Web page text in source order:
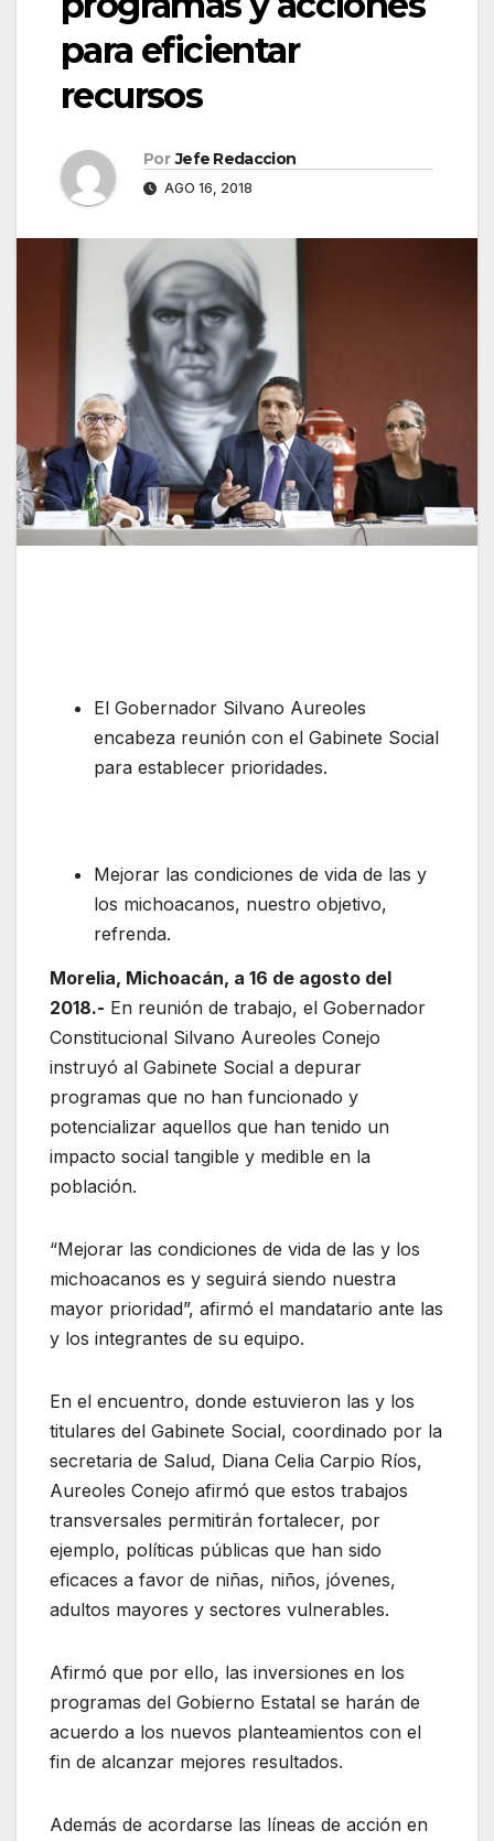
para eficientar
recursos
Por Jefe Redaccion
AGO 16, 2018
El Gobernador Silvano Aureoles
encabeza reunión con el Gabinete Social
para establecer prioridades.
Mejorar las condiciones de vida de las y
los michoacanos, nuestro objetivo,
refrenda.
Morelia, Michoacán, a 16 de agosto del
2018.- En reunión de trabajo, el Gobernador
Constitucional Silvano Aureoles Conejo
instruyó al Gabinete Social a depurar
programas que no han funcionado y
potencializar aquellos que han tenido un
impacto social tangible y medible en la
población.
“Mejorar las condiciones de vida de las y los
michoacanos es y seguirá siendo nuestra
mayor prioridad”, afirmó el mandatario ante las
y los integrantes de su equipo.
En el encuentro, donde estuvieron las y los
titulares del Gabinete Social, coordinado por la
secretaria de Salud, Diana Celia Carpio Ríos,
Aureoles Conejo afirmó que estos trabajos
transversales permitirán fortalecer, por
ejemplo, políticas públicas que han sido
eficaces a favor de niñas, niños, jóvenes,
adultos mayores y sectores vulnerables.
Afirmó que por ello, las inversiones en los
programas del Gobierno Estatal se harán de
acuerdo a los nuevos planteamientos con el
fin de alcanzar mejores resultados.
Además de acordarse las líneas de acción en